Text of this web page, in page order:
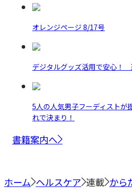
オレンジページ 8/17号
デジタルグッズ活用で安心！
5人の人気男子フーディスト
れで決まり！
書籍案内へ
ホーム ヘルスケア 連載 から